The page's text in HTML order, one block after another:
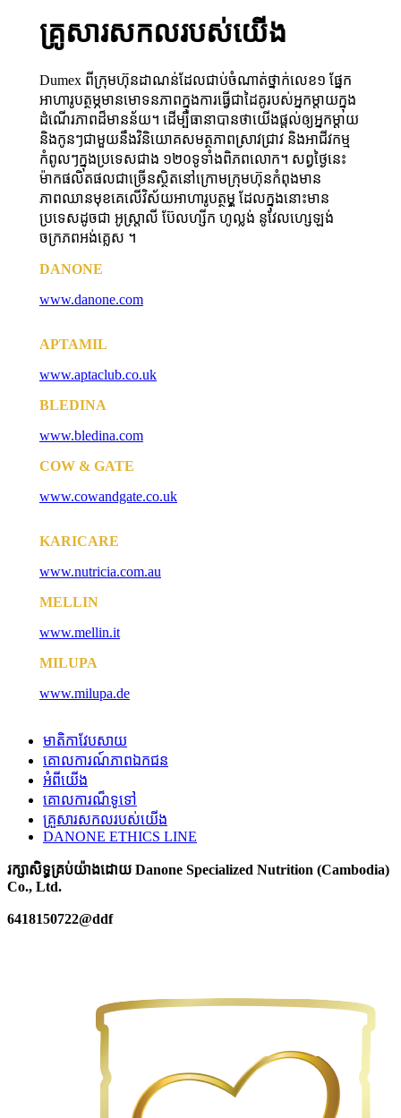
គ្រូសារសកលរបស់យើង
Dumex ពីក្រុមហ៊ុនដាណន់ដែលជាប់ចំណាត់ថ្នាក់លេខ១ ផ្នែក
អាហារូបត្ថម្ភមានមោទនភាពក្នុងការធ្វើជាដៃគូរបស់អ្នកម្តាយក្នុង
ដំណើរភាពដ៏មានន័យ។ ដើម្បីធានាបានថាយើងផ្តល់ឲ្យអ្នកម្តាយ
និងកូនៗជាមួយនឹងវិនិយោគសមត្ថភាពស្រាវជ្រាវ និងអាជីវកម្ម
កំពូលៗក្នុងប្រទេសជាង ១២០ទូទាំងពិភពលោក។ សព្វថ្ងៃនេះ
ម៉ាកផលិតផលជាច្រើនស្ថិតនៅក្រោមក្រុមហ៊ុនកំពុងមាន
ភាពឈានមុខគេលើវិស័យអាហារូបត្ថម្ភ្ ដែលក្នុងនោះមាន
ប្រទេសដូចជា អូស្រ្តាលី ប៊ែលហ្សីក ហូល្លង់ នូវែលហ្សេឡង់
ចក្រភពអង់គ្លេស ។
DANONE
www.danone.com
APTAMIL
www.aptaclub.co.uk
BLEDINA
www.bledina.com
COW & GATE
www.cowandgate.co.uk
KARICARE
www.nutricia.com.au
MELLIN
www.mellin.it
MILUPA
www.milupa.de
មាតិកាវែបសាយ
គោលការណ៍ភាពឯកជន
អំពីយើង
គោលការណ៏ទូទៅ
គ្រួសារសកលរបស់យើង
DANONE ETHICS LINE
រក្សាសិទ្ធគ្រប់យ៉ាងដោយ Danone Specialized Nutrition (Cambodia)
Co., Ltd.
6418150722@ddf